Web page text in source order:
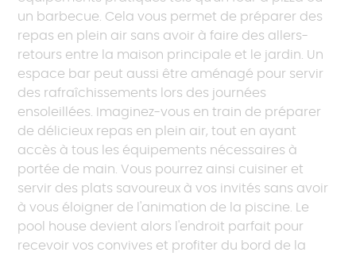
un barbecue. Cela vous permet de préparer des
repas en plein air sans avoir à faire des allers-
retours entre la maison principale et le jardin. Un
espace bar peut aussi être aménagé pour servir
des rafraîchissements lors des journées
ensoleillées. Imaginez-vous en train de préparer
de délicieux repas en plein air, tout en ayant
accès à tous les équipements nécessaires à
portée de main. Vous pourrez ainsi cuisiner et
servir des plats savoureux à vos invités sans avoir
à vous éloigner de l'animation de la piscine. Le
pool house devient alors l'endroit parfait pour
recevoir vos convives et profiter du bord de la